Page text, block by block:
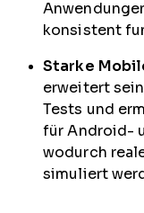
konsistent
Starke
erweitert
Tests und
für Android-
wodurch
simuliert